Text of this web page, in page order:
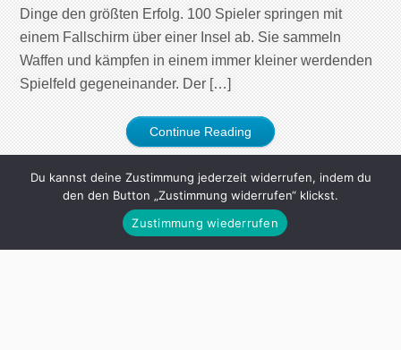
Dinge den größten Erfolg. 100 Spieler springen mit
einem Fallschirm über einer Insel ab. Sie sammeln
Waffen und kämpfen in einem immer kleiner werdenden
Spielfeld gegeneinander. Der […]
Continue Reading
Du kannst deine Zustimmung jederzeit widerrufen, indem du
den den Button „Zustimmung widerrufen“ klickst.
Zustimmung wiederrufen